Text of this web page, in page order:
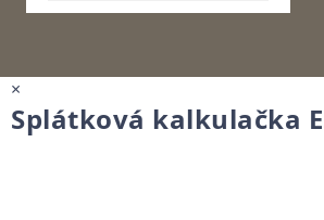
×
Splátková kalkulačka